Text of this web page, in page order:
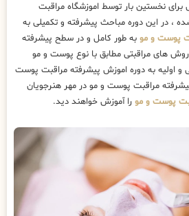
برای نخستین بار توسط اموزشگاه مراقبت
، در این دوره مباحث پیشرفته و تکمیلی به
پوست و مو به طور کامل و در سطح پیشرفته
های مراقبتی مطابق با نوع پوست و مو
و اولیه به دوره اموزش پیشرفته مراقبت پوست
مراقبت پوست و مو در مهر هنرجویان
پوست و مو را آموزش خواهند دید.